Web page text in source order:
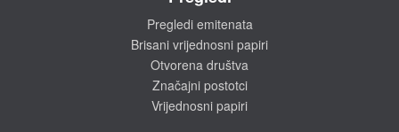
Pregledi emitenata
Brisani vrijednosni papiri
Otvorena društva
Značajni postotci
Vrijednosni papiri